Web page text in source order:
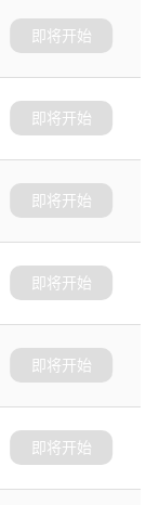
即将开始
即将开始
即将开始
即将开始
即将开始
即将开始